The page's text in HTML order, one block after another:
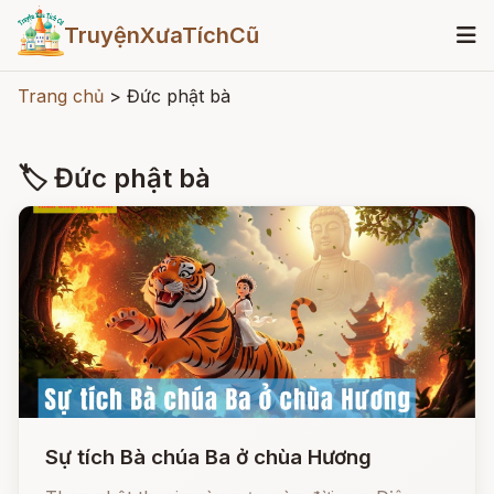
TruyệnXưaTíchCũ
Trang chủ > Đức phật bà
🏷 Đức phật bà
Sự tích Bà chúa Ba ở chùa Hương